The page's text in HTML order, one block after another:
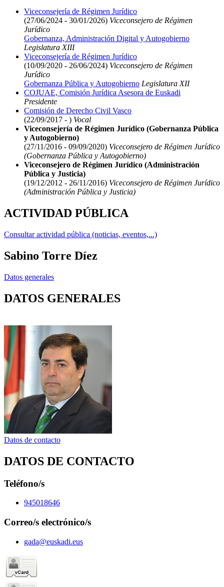
Viceconsejería de Régimen Jurídico
(27/06/2024 - 30/01/2026) Viceconsejero de Régimen
Jurídico
Gobernanza, Administración Digital y Autogobierno
Legislatura XIII
Viceconsejería de Régimen Jurídico
(10/09/2020 - 26/06/2024) Viceconsejero de Régimen
Jurídico
Gobernanza Pública y Autogobierno Legislatura XII
COJUAE, Comisión Jurídica Asesora de Euskadi
Presidente
Comisión de Derecho Civil Vasco
(22/09/2017 - ) Vocal
Viceconsejería de Régimen Jurídico (Gobernanza Pública
y Autogobierno)
(27/11/2016 - 09/09/2020) Viceconsejero de Régimen Jurídico
(Gobernanza Pública y Autogobierno)
Viceconsejero de Régimen Jurídico (Administración
Pública y Justicia)
(19/12/2012 - 26/11/2016) Viceconsejero de Régimen Jurídico
(Administración Pública y Justicia)
ACTIVIDAD PÚBLICA
Consultar actividad pública (noticias, eventos,...)
Sabino Torre Díez
Datos generales
DATOS GENERALES
Datos de contacto
DATOS DE CONTACTO
Teléfono/s
945018646
Correo/s electrónico/s
gada@euskadi.eus